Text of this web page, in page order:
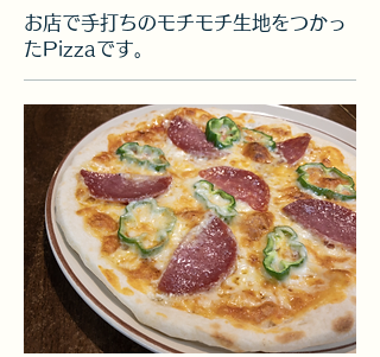
お店で手打ちのモチモチ生地をつかっ
たPizzaです。